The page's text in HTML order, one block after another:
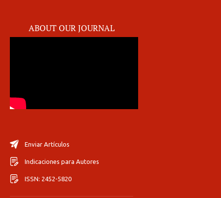
ABOUT OUR JOURNAL
Enviar Artículos
Indicaciones para Autores
ISSN: 2452-5820